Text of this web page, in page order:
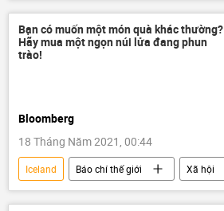
căn cứ quân sự
Bạn có muốn một món quà khác thường?
Hãy mua một ngọn núi lửa đang phun
trào!
Bloomberg
18 Tháng Năm 2021, 00:44
Iceland Báo chí thế giới
Xã hội
núi lửa